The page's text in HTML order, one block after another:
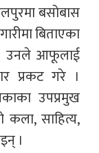
बसोबास
बिताएका
। उनले आफूलाई
प्रकट गरे ।
उपप्रमुख
कला, साहित्य,
।